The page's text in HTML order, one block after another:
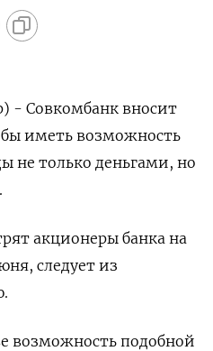
- Совкомбанк вносит
иметь ‌возможность
не только деньгами, но
⁠акционеры банка ‌на
следует из
возможность подобной